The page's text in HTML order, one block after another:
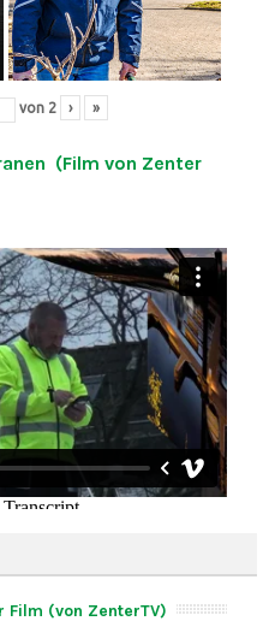
von 2 › »
(Film von Zenter
Film (von ZenterTV)